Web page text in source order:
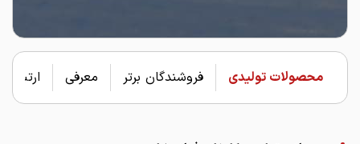
محصولات تولیدی فروشندگان برتر معرفی ارتباط